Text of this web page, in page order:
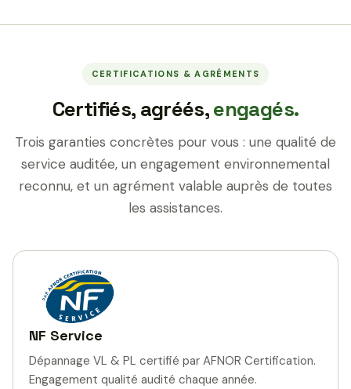
CERTIFICATIONS & AGRÉMENTS
Certifiés, agréés,engagés.
Trois garanties concrètes pour vous : une qualité de
service auditée, un engagement environnemental
reconnu, et un agrément valable auprès de toutes
les assistances.
NF Service
Dépannage VL & PL certifié par AFNOR Certification.
Engagement qualité audité chaque année.